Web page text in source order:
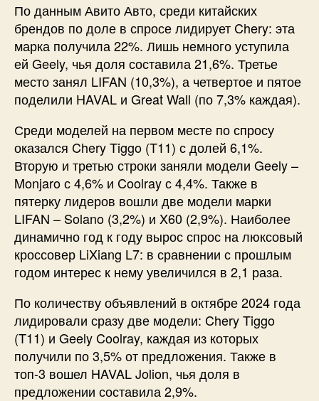
По данным Авито Авто, среди китайских
брендов по доле в спросе лидирует Chery: эта
марка получила 22%. Лишь немного уступила
ей Geely, чья доля составила 21,6%. Третье
место занял LIFAN (10,3%), а четвертое и пятое
поделили HAVAL и Great Wall (по 7,3% каждая).
Среди моделей на первом месте по спросу
оказался Chery Tiggo (T11) с долей 6,1%.
Вторую и третью строки заняли модели Geely –
Monjaro с 4,6% и Coolray с 4,4%. Также в
пятерку лидеров вошли две модели марки
LIFAN – Solano (3,2%) и X60 (2,9%). Наиболее
динамично год к году вырос спрос на люксовый
кроссовер LiXiang L7: в сравнении с прошлым
годом интерес к нему увеличился в 2,1 раза.
По количеству объявлений в октябре 2024 года
лидировали сразу две модели: Chery Tiggo
(T11) и Geely Coolray, каждая из которых
получили по 3,5% от предложения. Также в
топ-3 вошел HAVAL Jolion, чья доля в
предложении составила 2,9%.